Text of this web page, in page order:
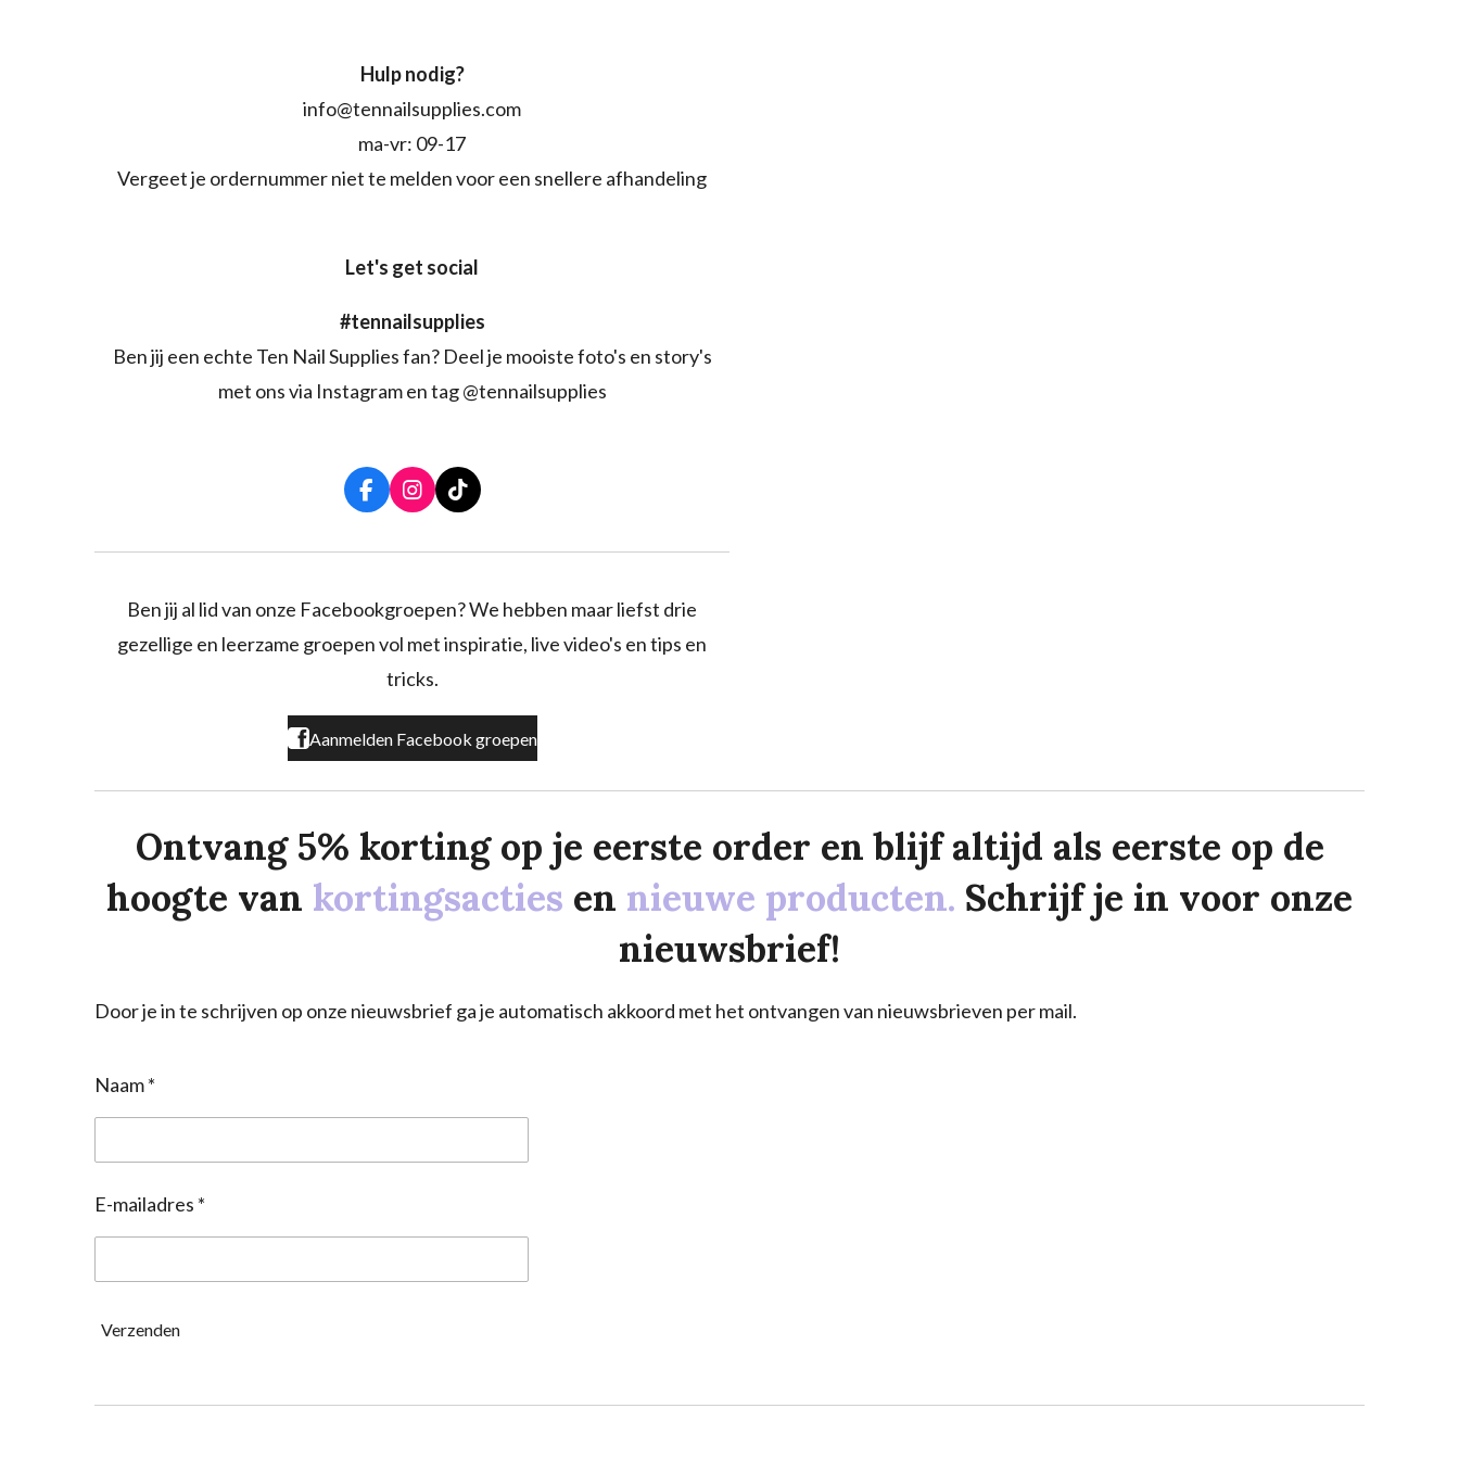
Hulp nodig?
info@tennailsupplies.com
ma-vr: 09-17
Vergeet je ordernummer niet te melden voor een snellere afhandeling
Let's get social
#tennailsupplies
Ben jij een echte Ten Nail Supplies fan? Deel je mooiste foto's en story's
met ons via Instagram en tag @tennailsupplies
F
a
o
k
I
n
r
a
T
i
k
Ben jij al lid van onze Facebookgroepen? We hebben maar liefst drie
gezellige en leerzame groepen vol met inspiratie, live video's en tips en
tricks.
Aanmelden Facebook groepen
Ontvang 5% korting op je eerste order en blijf altijd als eerste op de
hoogte van kortingsacties en nieuwe producten. Schrijf je in voor onze
nieuwsbrief!
Door je in te schrijven op onze nieuwsbrief ga je automatisch akkoord met het ontvangen van nieuwsbrieven per mail.
Naam *
E-mailadres *
Verzenden